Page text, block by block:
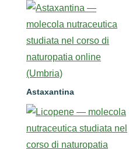
Astaxantina